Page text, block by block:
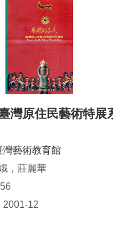
灣原住民藝術特展
灣藝術教育館
，莊麗華
2001-12